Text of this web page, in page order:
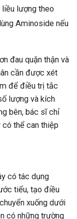
liều lượng theo
Aminoside nếu
đau quặn thận và
cần được xét
để điều trị tắc
lượng và kích
bên, bác sĩ chỉ
có thể can thiệp
có tác dụng
tiểu, tạo điều
xuống dưới
có những trường